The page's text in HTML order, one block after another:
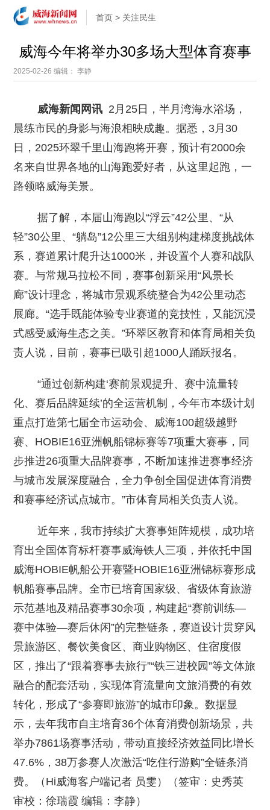
首页 > 关注民生
威海今年将举办30多场大型体育赛事
2025-02-26编辑： 李静
威海新闻网讯 2月25日，半月湾海水浴场，
晨练市民的身影与海浪相映成趣。据悉，3月30
日，2025环翠千里山海跑将开赛，预计有2000余
名来自世界各地的山海跑爱好者，从这里起跑，一
路领略威海美景。
据了解，本届山海跑以“浮云”42公里、“从
轻”30公里、“躺岛”12公里三大组别构建梯度挑战体
系，赛道累计爬升达1000米，并设置个人赛和战队
赛。与常规马拉松不同，赛事创新采用“风景长
廊”设计理念，将城市景观系统整合为42公里动态
展廊。“选手既能体验专业赛道的竞技性，又能沉浸
式感受威海生态之美。”环翠区教育和体育局相关负
责人说，目前，赛事已吸引超1000人踊跃报名。
“通过创新构建‘赛前景观提升、赛中流量转
化、赛后品牌延续’的全运营机制，今年市本级计划
重点打造第七届全市运动会、威海100超级越野
赛、HOBIE16亚洲帆船锦标赛等7项重大赛事，同
步推进26项重大品牌赛事，不断加速推进赛事经济
与城市发展深度融合，全力争创全国促进体育消费
和赛事经济试点城市。”市体育局相关负责人说。
近年来，我市持续扩大赛事矩阵规模，成功培
育出全国体育标杆赛事威海铁人三项，并依托中国
威海HOBIE帆船公开赛暨HOBIE16亚洲锦标赛形成
帆船赛事品牌。全市已培育国家级、省级体育旅游
示范基地及精品赛事30余项，构建起“赛前训练—
赛中体验—赛后休闲”的完整链条，赛道设计贯穿风
景旅游区、餐饮美食区、商业购物区、住宿度假
区，推出了“跟着赛事去旅行”“铁三进校园”等文体旅
融合的配套活动，实现体育流量向文旅消费的有效
转化，形成了“参赛即旅游”的城市印象。数据显
示，去年我市自主培育36个体育消费创新场景，共
举办7861场赛事活动，带动直接经济效益同比增长
47.6%，38万参赛人次激活“吃住行游购”全链条消
费。（Hi威海客户端记者 员雯）（签审：史秀英
审校：徐瑞霞 编辑：李静）